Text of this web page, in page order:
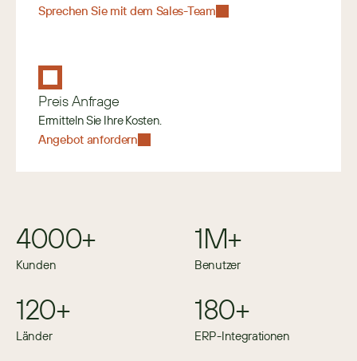
Sprechen Sie mit dem Sales-Team
Preis Anfrage
Ermitteln Sie Ihre Kosten.
Angebot anfordern
4000+
Kunden
1M+
Benutzer
120+
Länder
180+
ERP-Integrationen